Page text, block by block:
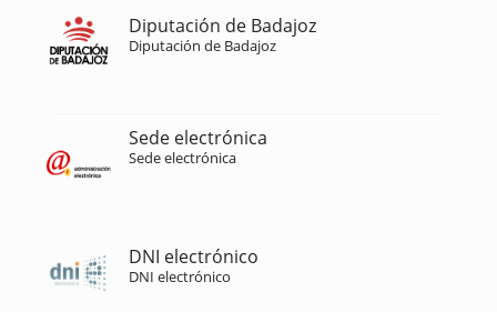
Diputación de Badajoz
Diputación de Badajoz
Sede electrónica
Sede electrónica
DNI electrónico
DNI electrónico